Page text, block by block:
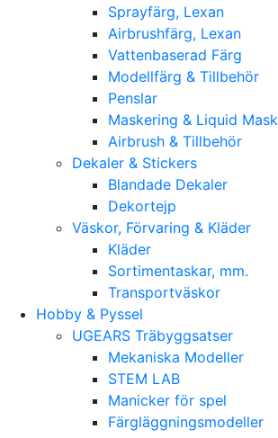
Sprayfärg, Lexan
Airbrushfärg, Lexan
Vattenbaserad Färg
Modellfärg & Tillbehör
Penslar
Maskering & Liquid Mask
Airbrush & Tillbehör
Dekaler & Stickers
Blandade Dekaler
Dekortejp
Väskor, Förvaring & Kläder
Kläder
Sortimentaskar, mm.
Transportväskor
Hobby & Pyssel
UGEARS Träbyggsatser
Mekaniska Modeller
STEM LAB
Manicker för spel
Färgläggningsmodeller